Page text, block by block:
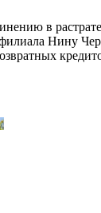
в
филиала Нину